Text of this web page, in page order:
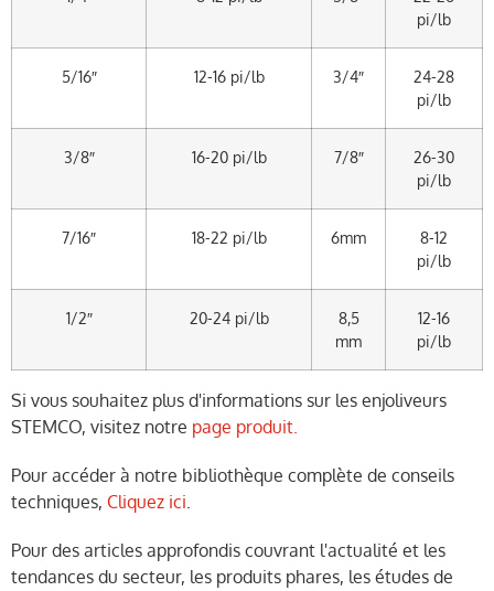
pi/lb
5/16″ 12-16 pi/lb 3/4″
24-28
pi/lb
3/8″ 16-20 pi/lb 7/8″
26-30
pi/lb
7/16″ 18-22 pi/lb 6mm
8-12
pi/lb
1/2″ 20-24 pi/lb
8,5
mm
12-16
pi/lb
Si vous souhaitez plus d'informations sur les enjoliveurs
STEMCO, visitez notre page produit.
Pour accéder à notre bibliothèque complète de conseils
techniques, Cliquez ici.
Pour des articles approfondis couvrant l'actualité et les
tendances du secteur, les produits phares, les études de